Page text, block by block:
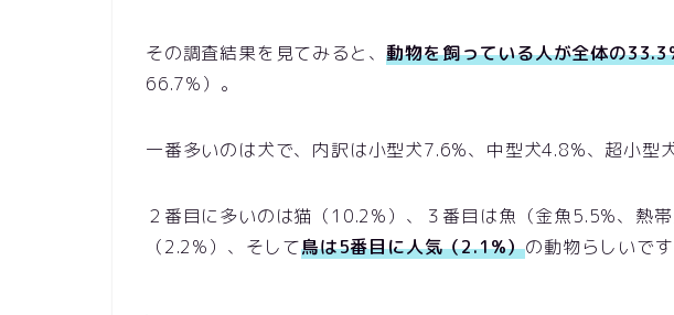
その調査結果を見てみると、動物を飼っている人が全体の
66.7%）。
一番多いのは犬で、内訳は小型犬7.6%、中型犬4.8%、超小型
２番目に多いのは猫（10.2%）、３番目は魚（金魚5.5%、熱
（2.2%）、そして鳥は5番目に人気（2.1%）の動物らしいです